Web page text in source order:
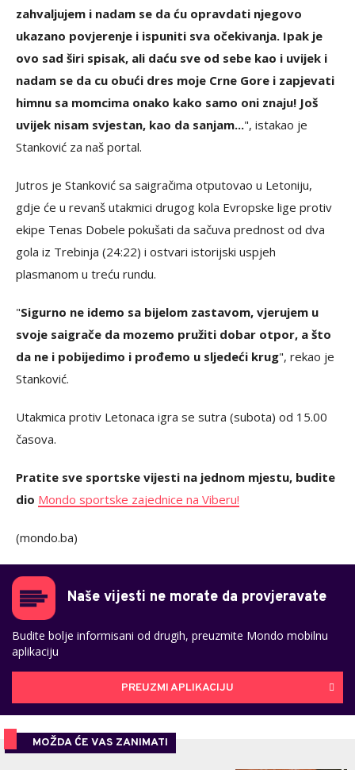
zahvaljujem i nadam se da ću opravdati njegovo
ukazano povjerenje i ispuniti sva očekivanja. Ipak je
ovo sad širi spisak, ali daću sve od sebe kao i uvijek i
nadam se da cu obući dres moje Crne Gore i zapjevati
himnu sa momcima onako kako samo oni znaju! Još
uvijek nisam svjestan, kao da sanjam...", istakao je
Stanković za naš portal.
Jutros je Stanković sa saigračima otputovao u Letoniju,
gdje će u revanš utakmici drugog kola Evropske lige protiv
ekipe Tenas Dobele pokušati da sačuva prednost od dva
gola iz Trebinja (24:22) i ostvari istorijski uspjeh
plasmanom u treću rundu.
"Sigurno ne idemo sa bijelom zastavom, vjerujem u
svoje saigrače da mozemo pružiti dobar otpor, a što
da ne i pobijedimo i prođemo u sljedeći krug", rekao je
Stanković.
Utakmica protiv Letonaca igra se sutra (subota) od 15.00
časova.
Pratite sve sportske vijesti na jednom mjestu, budite
dio Mondo sportske zajednice na Viberu!
(mondo.ba)
Naše vijesti ne morate da provjeravate
Budite bolje informisani od drugih, preuzmite Mondo mobilnu
aplikaciju
PREUZMI APLIKACIJU
MOŽDA ĆE VAS ZANIMATI